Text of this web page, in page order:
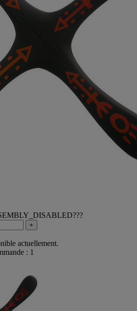
+
actuellement.
: 1